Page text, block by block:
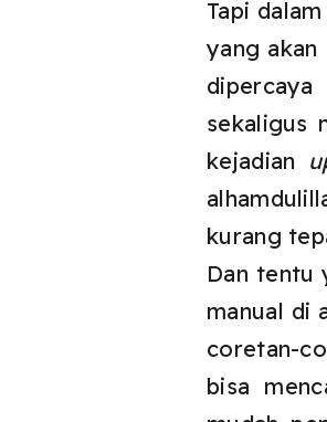
Tapi
yang
sekaligus
kejadian
kurang
Dan tentu
manual di
coretan-
bisa